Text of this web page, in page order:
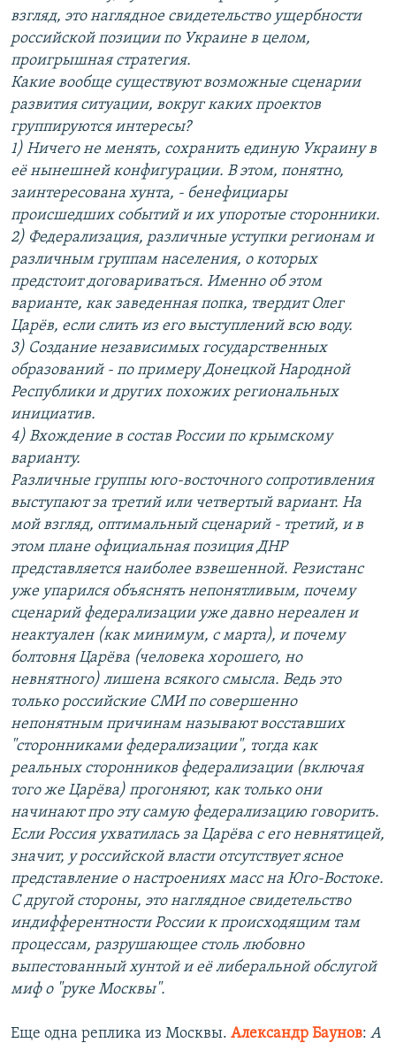
взгляд, это наглядное свидетельство ущербности
российской позиции по Украине в целом,
проигрышная стратегия.
Какие вообще существуют возможные сценарии
развития ситуации, вокруг каких проектов
группируются интересы?
1) Ничего не менять, сохранить единую Украину в
её нынешней конфигурации. В этом, понятно,
заинтересована хунта, - бенефициары
происшедших событий и их упоротые сторонники.
2) Федерализация, различные уступки регионам и
различным группам населения, о которых
предстоит договариваться. Именно об этом
варианте, как заведенная попка, твердит Олег
Царёв, если слить из его выступлений всю воду.
3) Создание независимых государственных
образований - по примеру Донецкой Народной
Республики и других похожих региональных
инициатив.
4) Вхождение в состав России по крымскому
варианту.
Различные группы юго-восточного сопротивления
выступают за третий или четвертый вариант. На
мой взгляд, оптимальный сценарий - третий, и в
этом плане официальная позиция ДНР
представляется наиболее взвешенной. Резистанс
уже упарился объяснять непонятливым, почему
сценарий федерализации уже давно нереален и
неактуален (как минимум, с марта), и почему
болтовня Царёва (человека хорошего, но
невнятного) лишена всякого смысла. Ведь это
только российские СМИ по совершенно
непонятным причинам называют восставших
"сторонниками федерализации", тогда как
реальных сторонников федерализации (включая
того же Царёва) прогоняют, как только они
начинают про эту самую федерализацию говорить.
Если Россия ухватилась за Царёва с его невнятицей,
значит, у российской власти отсутствует ясное
представление о настроениях масс на Юго-Востоке.
С другой стороны, это наглядное свидетельство
индифферентности России к происходящим там
процессам, разрушающее столь любовно
выпестованный хунтой и её либеральной обслугой
миф о "руке Москвы".
Еще одна реплика из Москвы. Александр Баунов: А